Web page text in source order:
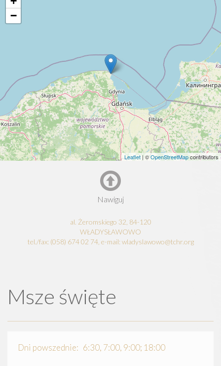
−
Leaflet | ©OpenStreetMapcontributors
Nawiguj
al. Żeromskiego 32, 84-120
WŁADYSŁAWOWO
tel./fax: (058) 674 02 74, e-mail: wladyslawowo@tchr.org
Msze święte
Dni powszednie: 6:30, 7:00, 9:00; 18:00